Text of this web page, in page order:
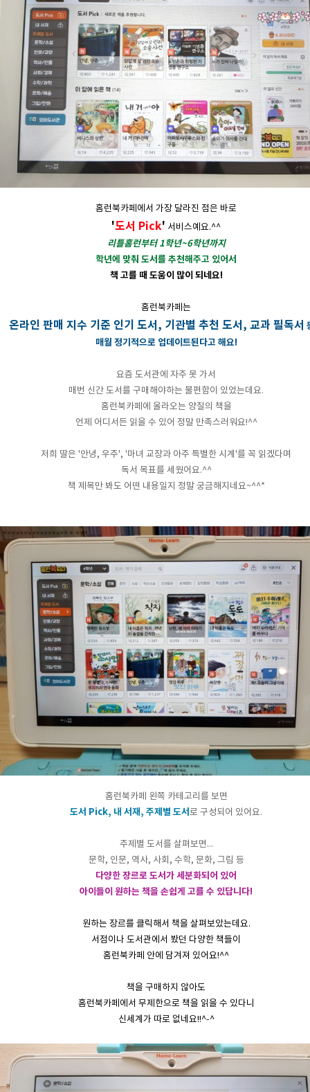
홈런북카페에서 가장 달라진 점은 바로
'도서 Pick' 서비스예요.^^
리틀홈런부터 1학년~6학년까지
학년에 맞춰 도서를 추천해주고 있어서
책 고를 때 도움이 많이 되네요!
홈런북카페는
온라인 판매 지수 기준 인기 도서, 기관별 추천 도서, 교과 필독서
매월 정기적으로 업데이트된다고 해요!
요즘 도서관에 자주 못 가서
매번 신간 도서를 구매해야하는 불편함이 있었는데요.
홈런북카페에 올라오는 양질의 책을
언제 어디서든 읽을 수 있어 정말 만족스러워요!^^
저희 딸은 '안녕, 우주', '마녀 교장과 아주 특별한 시계'를 꼭 읽겠다며
독서 목표를 세웠어요.^^
책 제목만 봐도 어떤 내용일지 정말 궁금해지네요~^^*
홈런북카페 왼쪽 카테고리를 보면
도서 Pick, 내 서재, 주제별 도서 로 구성되어 있어요.
주제별 도서를 살펴보면...
문학, 인문, 역사, 사회, 수학, 문화, 그림 등
다양한 장르로 도서가 세분화되어 있어
아이들이 원하는 책을 손쉽게 고를 수 있답니다!
원하는 장르를 클릭해서 책을 살펴보았는데요.
서점이나 도서관에서 봤던 다양한 책들이
홈런북카페 안에 담겨져 있어요!^^
책을 구매하지 않아도
홈런북카페에서 무제한으로 책을 읽을 수 있다니
신세계가 따로 없네요!!^-^